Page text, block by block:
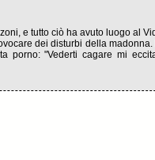
e tutto ciò ha avuto luogo al
dei disturbi della
"Vederti cagare mi